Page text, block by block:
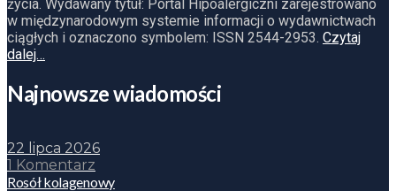
życia. Wydawany tytuł: Portal Hipoalergiczni zarejestrowano
w międzynarodowym systemie informacji o wydawnictwach
ciągłych i oznaczono symbolem: ISSN 2544-2953. Czytaj
dalej…
Najnowsze wiadomości
22 lipca 2026
1 Komentarz
Rosół kolagenowy